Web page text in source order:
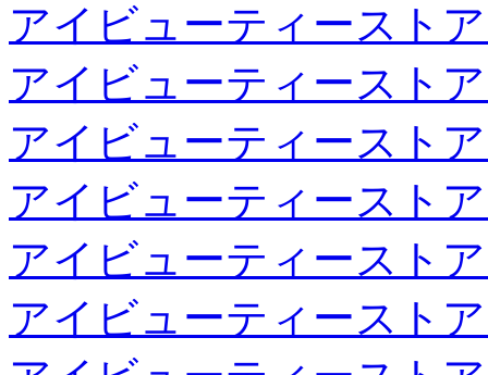
アイビューティースト
アイビューティースト
アイビューティースト
アイビューティースト
アイビューティースト
アイビューティースト